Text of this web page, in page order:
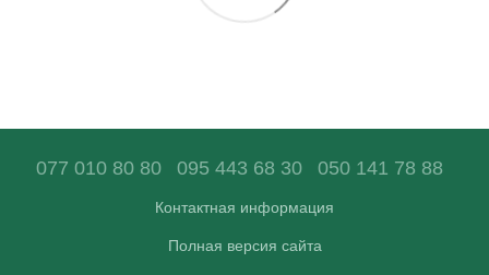
077 010 80 80 095 443 68 30 050 141 78 88
Контактная информация
Полная версия сайта